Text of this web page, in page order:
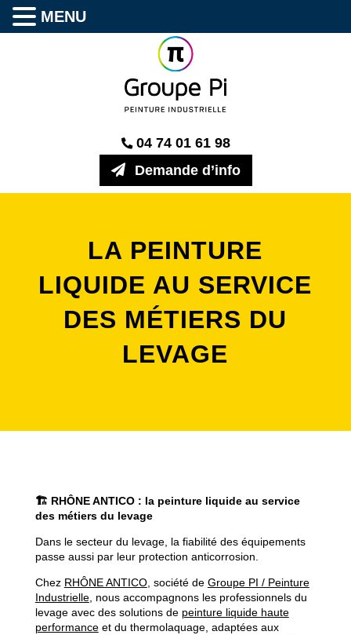
04 74 01 61 98
Demande d’info
LA PEINTURE
LIQUIDE AU SERVICE
DES MÉTIERS DU
LEVAGE
🏗️ RHÔNE ANTICO : la peinture liquide au service
des métiers du levage
Dans le secteur du levage, la fiabilité des équipements
passe aussi par leur protection anticorrosion.
Chez RHÔNE ANTICO, société de Groupe PI / Peinture
Industrielle, nous accompagnons les professionnels du
levage avec des solutions de peinture liquide haute
performanceet du thermolaquage, adaptées aux
MENU